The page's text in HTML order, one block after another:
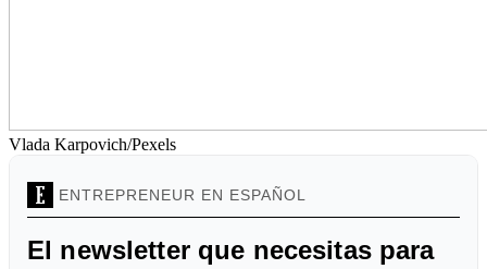
Vlada Karpovich/Pexels